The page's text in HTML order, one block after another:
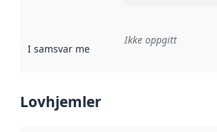
I samsvar med Referanse til en
Ikke oppgitt
Lovhjemler